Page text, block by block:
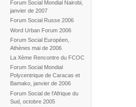
Forum Social Mondial Nairobi,
janvier de 2007
Forum Social Russe 2006
Word Urban Forum 2006
Forum Social Européen,
Athènes mai de 2006
La Xème Rencontre du FCOC
Forum Social Mondial
Polycentrique de Caracas et
Bamako, janvier de 2006
Forum Social de l'Afrique du
Sud, octobre 2005